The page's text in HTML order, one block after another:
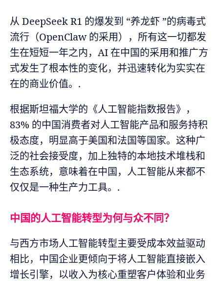
从 DeepSeek R1 的爆发到 “养龙虾 ”的病毒式
流行（OpenClaw 的采用），所有这一切都发
生在短短一年之内，AI 在中国的采用和推广方
式发生了根本性的变化，并迅速转化为实实在
在的商业价值。.
根据斯坦福大学的《人工智能指数报告》，
83% 的中国消费者对人工智能产品和服务持积
极态度，明显高于美国和法国等国家。这种广
泛的社会接受度，加上独特的本地技术堆栈和
生态系统，意味着在中国，人工智能从来都不
仅仅是一种生产力工具。.
中国的人工智能转型为何与众不同？
与西方市场人工智能转型主要受成本效益驱动
相比，中国企业更倾向于将人工智能直接嵌入
增长引擎，以收入为核心重塑客户体验和业务